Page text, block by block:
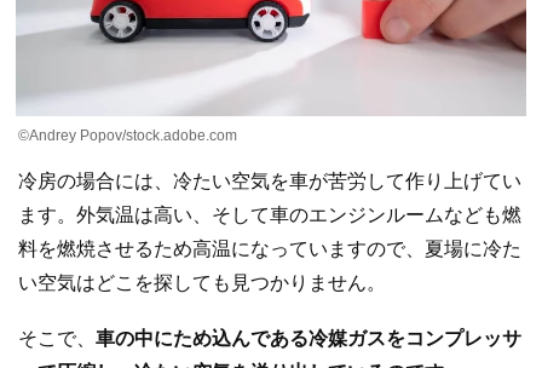
©Andrey Popov/stock.adobe.com
冷房の場合には、冷たい空気を車が苦労して作り上げてい
ます。外気温は高い、そして車のエンジンルームなども燃
料を燃焼させるため高温になっていますので、夏場に冷た
い空気はどこを探しても見つかりません。
そこで、 車の中にため込んである冷媒ガスをコンプレッサ